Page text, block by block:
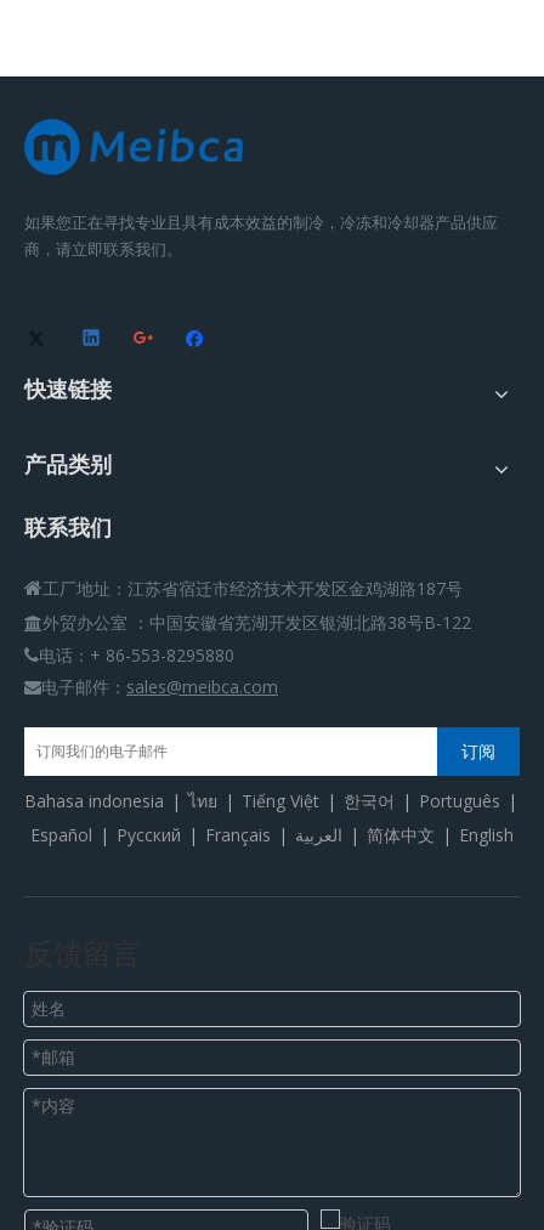
如果您正在寻找专业且具有成本效益的制冷，冷冻和冷却器产品供应
商，请立即联系我们。
快速链接
产品类别
联系我们
工厂地址：江苏省宿迁市经济技术开发区金鸡湖路187号
外贸办公室 ： 中国安徽省芜湖开发区银湖北路38号B-122
电话：+ 86-553-8295880
电子邮件： sales@meibca.com
订阅
Bahasa indonesia | ไทย | Tiếng Việt | 한국어 | Português |
Español | Pусский | Français | العربية | 简体中文 | English